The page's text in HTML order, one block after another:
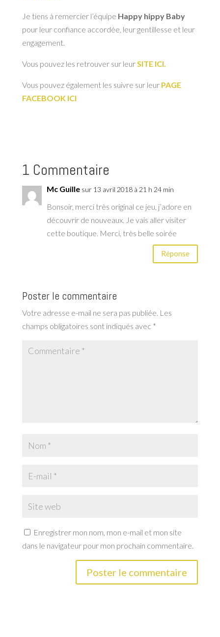
Je tiens à remercier l’équipe Happy hippy Baby
pour leur confiance accordée, leur gentillesse et leur
engagement.
Vous pouvez les retrouver sur leur SITE ICI.
Vous pouvez également les suivre sur leur PAGE
FACEBOOK ICI
1 Commentaire
Mc Guille sur 13 avril 2018 à 21 h 24 min
Bonsoir, merci très original ce jeu, j’adore en
découvrir de nouveaux. Je vais aller visiter
cette boutique. Merci, très belle soirée
Réponse
Poster le commentaire
Votre adresse e-mail ne sera pas publiée. Les
champs obligatoires sont indiqués avec *
Enregistrer mon nom, mon e-mail et mon site
dans le navigateur pour mon prochain commentaire.